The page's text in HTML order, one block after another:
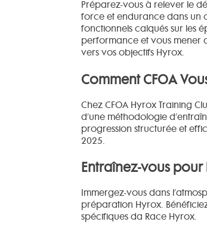
Préparez-vous à relever le
force et endurance dans un
fonctionnels calqués sur les
performance et vous mener
vers vos objectifs Hyrox.
Comment CFOA
Chez CFOA Hyrox Training
d’une méthodologie
progression structurée et
2025.
Entraînez-vous pour
Immergez-vous dans
préparation Hyrox.
spécifiques da Race Hyrox.